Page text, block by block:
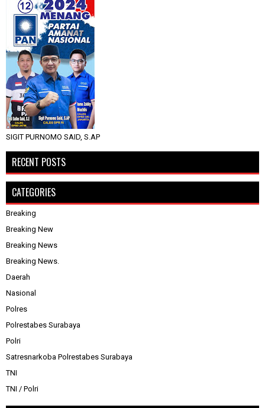
SIGIT PURNOMO SAID, S.AP
RECENT POSTS
CATEGORIES
Breaking
Breaking New
Breaking News
Breaking News.
Daerah
Nasional
Polres
Polrestabes Surabaya
Polri
Satresnarkoba Polrestabes Surabaya
TNI
TNI / Polri